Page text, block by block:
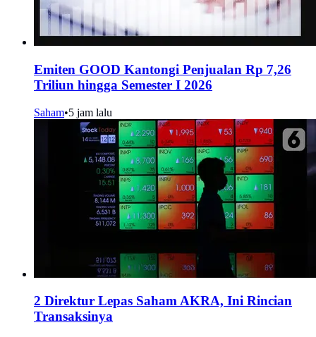
Emiten GOOD Kantongi Penjualan Rp 7,26
Triliun hingga Semester I 2026
Saham•5 jam lalu
2 Direktur Lepas Saham AKRA, Ini Rincian
Transaksinya